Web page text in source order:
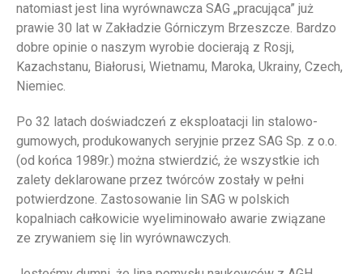
natomiast jest lina wyrównawcza SAG „pracująca” już
prawie 30 lat w Zakładzie Górniczym Brzeszcze. Bardzo
dobre opinie o naszym wyrobie docierają z Rosji,
Kazachstanu, Białorusi, Wietnamu, Maroka, Ukrainy, Czech,
Niemiec.
Po 32 latach doświadczeń z eksploatacji lin stalowo-
gumowych, produkowanych seryjnie przez SAG Sp. z o.o.
(od końca 1989r.) można stwierdzić, że wszystkie ich
zalety deklarowane przez twórców zostały w pełni
potwierdzone. Zastosowanie lin SAG w polskich
kopalniach całkowicie wyeliminowało awarie związane
ze zrywaniem się lin wyrównawczych.